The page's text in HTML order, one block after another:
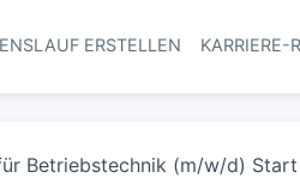
Haupt-
ERSTELLEN KARRIERE-
Betriebstechnik (m/w/d)